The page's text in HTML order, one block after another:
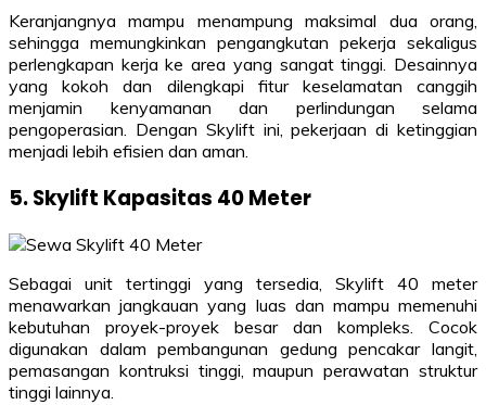
Keranjangnya mampu menampung maksimal dua orang,
sehingga memungkinkan pengangkutan pekerja sekaligus
perlengkapan kerja ke area yang sangat tinggi. Desainnya
yang kokoh dan dilengkapi fitur keselamatan canggih
menjamin kenyamanan dan perlindungan selama
pengoperasian. Dengan Skylift ini, pekerjaan di ketinggian
menjadi lebih efisien dan aman.
5. Skylift Kapasitas 40 Meter
Sebagai unit tertinggi yang tersedia, Skylift 40 meter
menawarkan jangkauan yang luas dan mampu memenuhi
kebutuhan proyek-proyek besar dan kompleks. Cocok
digunakan dalam pembangunan gedung pencakar langit,
pemasangan kontruksi tinggi, maupun perawatan struktur
tinggi lainnya.